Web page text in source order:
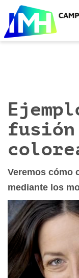
e
fusión
Veremos cómo
mediante los